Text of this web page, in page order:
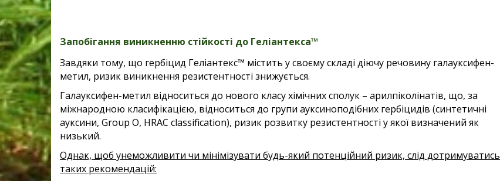
Запобігання виникненню стійкості до Геліантекса™
Завдяки тому, що гербіцид Геліантекс™ містить у своєму складі діючу речовину галауксифен-
метил, ризик виникнення резистентності знижується.
Галауксифен-метил відноситься до нового класу хімічних сполук – арилпіколінатів, що, за
міжнародною класифікацією, відноситься до групи ауксиноподібних гербіцидів (синтетичні
ауксини, Group O, HRAC classification), ризик розвитку резистентності у якої визначений як
низький.
Однак, щоб унеможливити чи мінімізувати будь-який потенційний ризик, слід дотримуватись
таких рекомендацій: